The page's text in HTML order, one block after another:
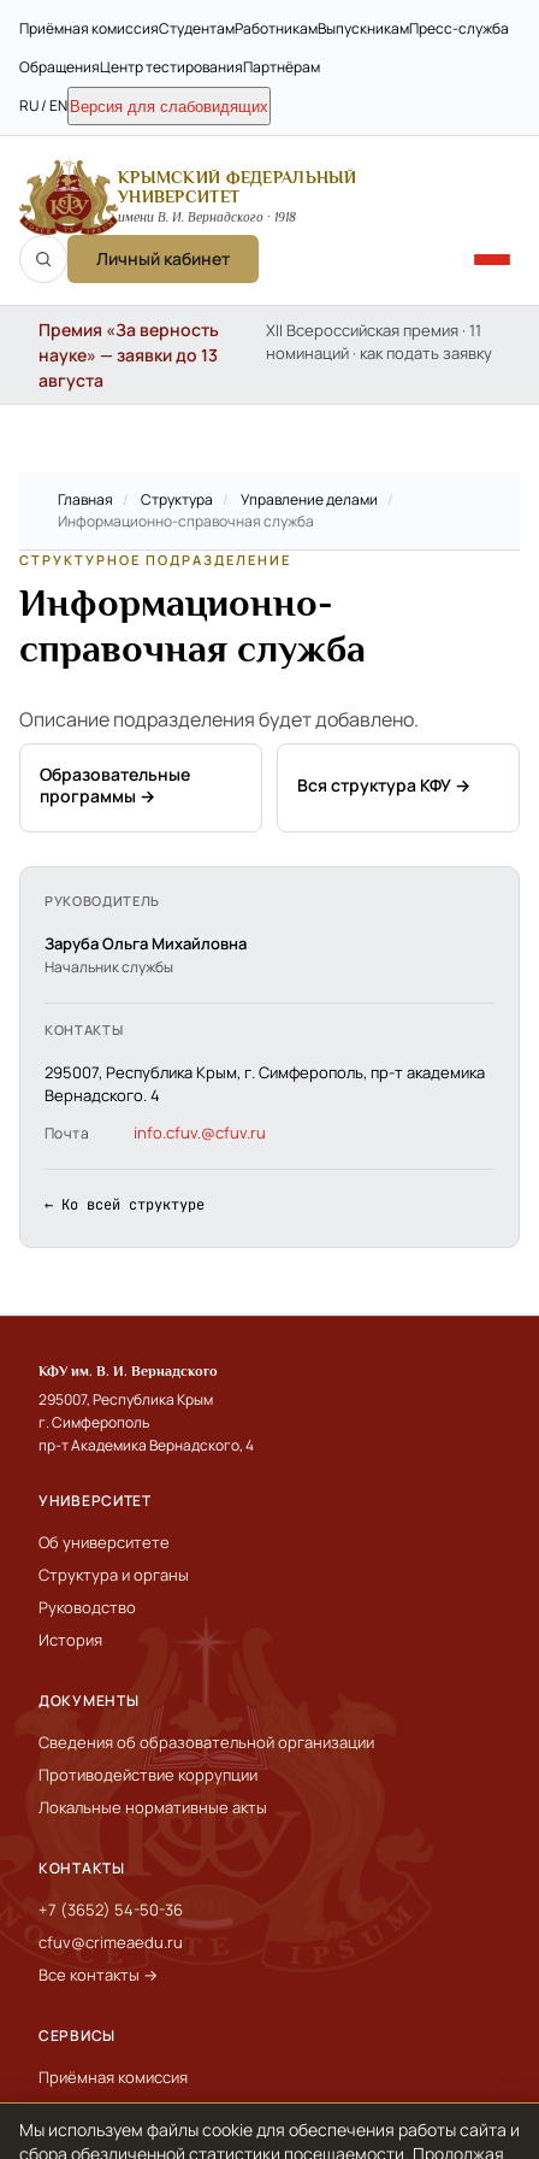
Приёмная комиссияСтудентамРаботникамВыпускникамПресс-служба
ОбращенияЦентр тестированияПартнёрам
RU / EN Версия для слабовидящих
КРЫМСКИЙ ФЕДЕРАЛЬНЫЙ
УНИВЕРСИТЕТ
имени В. И. Вернадского · 1918
Личный кабинет
Премия «За верность
науке» — заявки до 13
августа
XII Всероссийская премия · 11
номинаций · как подать заявку
Главная / Структура / Управление делами /
Информационно-справочная служба
СТРУКТУРНОЕ ПОДРАЗДЕЛЕНИЕ
Информационно-
справочная служба
Описание подразделения будет добавлено.
Образовательные
программы →
Вся структура КФУ →
РУКОВОДИТЕЛЬ
Заруба Ольга Михайловна
Начальник службы
КОНТАКТЫ
295007, Республика Крым, г. Симферополь, пр-т академика
Вернадского. 4
Почта info.cfuv.@cfuv.ru
← Ко всей структуре
КФУ им. В. И. Вернадского
295007, Республика Крым
г. Симферополь
пр-т Академика Вернадского, 4
УНИВЕРСИТЕТ
Об университете
Структура и органы
Руководство
История
ДОКУМЕНТЫ
Сведения об образовательной организации
Противодействие коррупции
Локальные нормативные акты
КОНТАКТЫ
+7 (3652) 54-50-36
cfuv@crimeaedu.ru
Все контакты →
СЕРВИСЫ
Приёмная комиссия
Пресс-служба
International
Мы используем файлы cookie для обеспечения работы сайта и
сбора обезличенной статистики посещаемости. Продолжая